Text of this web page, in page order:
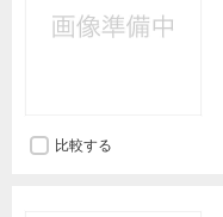
比較する